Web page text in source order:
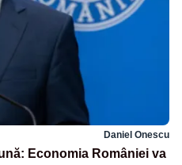
Daniel Onescu
Economia României va